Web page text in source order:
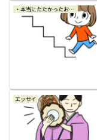
・本当にたたかったお嫁さま
エッセイ